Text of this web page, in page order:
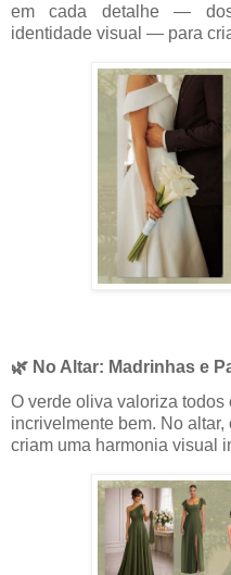
em cada detalhe —
identidade visual — para
🌿 No Altar: Madrinhas e
O verde oliva valoriza todos
incrivelmente bem. No
criam uma harmonia visual